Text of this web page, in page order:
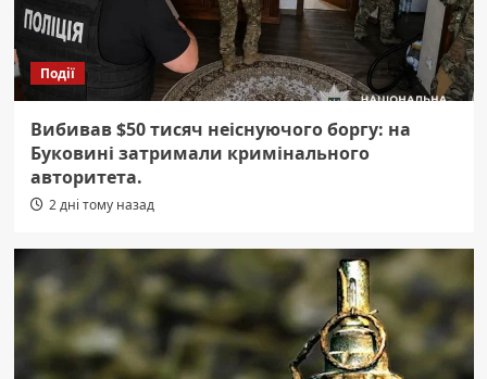
Події
Вибивав $50 тисяч неіснуючого боргу: на
Буковині затримали кримінального
авторитета.
2 дні тому назад